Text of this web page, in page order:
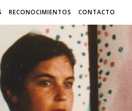
RECONOCIMIENTOS CONTACTO